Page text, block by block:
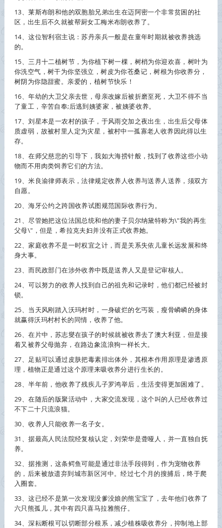
13、莱斯布朗和他的双胞胎兄弟出生在迈阿密一个非常贫困的社
区，出生后不久就被帮厨女工梅米布朗收养了。
14、这位智利宿主说：苏丹亲兵一般是在童年时期就被收养挑选
的。
15、三月十二植树节，为你植下树一棵，树梢为你迎欢喜，树叶为
你洗空气，树干为你坚强立，树皮为你苍桑记，树根为你收养分，
树阴为你隐甜蜜。亲爱的，植树节快乐！
16、年幼的大卫父亲去世，母亲改嫁后被折磨至死，大卫不得不当
了童工，辛苦自奉;后逃到姨婆家，被姨婆收养。
17、刘星本是一农村的孩子，于风雨交加之夜出生，出生后父母体
质虚弱，故被村里人定为灾星，被村中一孤寡老人收养因此得以生
存。
18、在师父慈悲的引导下，我如大海捞针般，找到了收养这些小动
物而不用肉类饲养它们的方法。
19、米良渝律师表示，法律规定收养人收养与送养人送养，须双方
自愿。
20、海牙公约之跨国收养试图规范国际收养行为。
21、尽管她把这位法国总统和他的妻子贝尔纳黛特称为\"我的再生
父母\"，但是，希拉克夫妇并没有正式收养她。
22、家庭收养不是一时权宜之计，而是关系失依儿童长远发展和终
身大事。
23、而民政部门在涉外收养中既是送养人又是登记审核人。
24、可以努力的收养人找到自己的祖先和记录时，他们都已经被封
锁。
25、当天风刚踏入沃玛村时，一身破烂的乞丐装，瘦骨嶙嶙的身体
就赢得沃玛村村长的同情， 收养了他。
26、在片中，苏志燮在孩子的时候就被收养去了澳大利亚，但是接
着又被养父母抛弃，在路边象流浪狗一样长大。
27、足贴可以通过皮肤把毒素排出体外，其根本作用原理是渗透原
理，植物正是通过这个原理来吸收养分进行生长的。
28、半年前，他收养了残疾儿子罗鸿举后，生活变得更加困难了。
29、在随后的版聚活动中，大家交流发现，这个叫的人已经收养过
不下二十只流浪猫。
30、收养人只能收养一名子女。
31、据最高人民法院经复核认定，刘荣华是聋哑人，并一直独自抚
养。
32、据推测，这条鳄鱼可能是通过非法手段得到，作为宠物收养
的，后来被放遗弃到城市新区河中。经过七个月的搜捕后，终于爬
入圈套。
33、这已经不是第一次发现没爹没娘的熊宝宝了，去年他们收养了
六只熊孤儿，其中有四只喜马拉雅熊仔。
34、深耘断根可以切断部分根系，减少植株吸收养分，抑制地上部